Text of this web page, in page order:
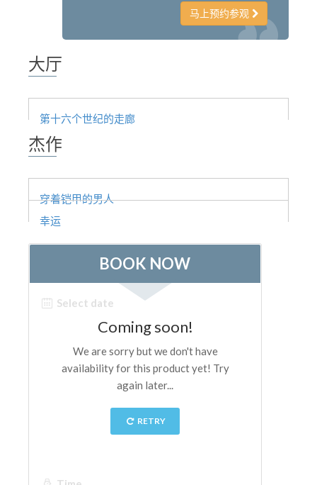
Only Tickets Fast Track Entrance
ESPAÑOL
马上预约参观
大厅
第十六个世纪的走廊
杰作
穿着铠甲的男人
幸运